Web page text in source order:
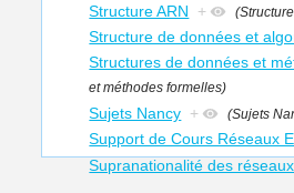
Structure ARN
+
Structure de données et
Structures de données et
et méthodes formelles)
Sujets Nancy + (Sujets
Support de Cours Réseaux
Supranationalité des